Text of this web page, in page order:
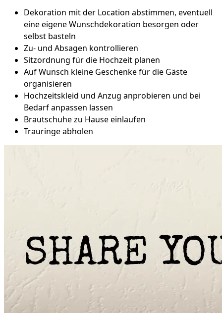
Dekoration mit der Location abstimmen, eventuell
eine eigene Wunschdekoration besorgen oder
selbst basteln
Zu- und Absagen kontrollieren
Sitzordnung für die Hochzeit planen
Auf Wunsch kleine Geschenke für die Gäste
organisieren
Hochzeitskleid und Anzug anprobieren und bei
Bedarf anpassen lassen
Brautschuhe zu Hause einlaufen
Trauringe abholen